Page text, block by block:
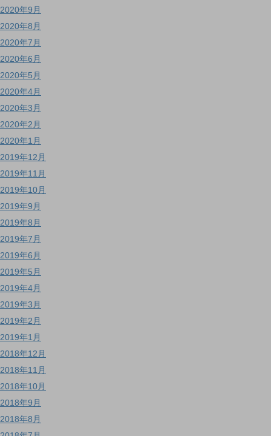
2020年9月
2020年8月
2020年7月
2020年6月
2020年5月
2020年4月
2020年3月
2020年2月
2020年1月
2019年12月
2019年11月
2019年10月
2019年9月
2019年8月
2019年7月
2019年6月
2019年5月
2019年4月
2019年3月
2019年2月
2019年1月
2018年12月
2018年11月
2018年10月
2018年9月
2018年8月